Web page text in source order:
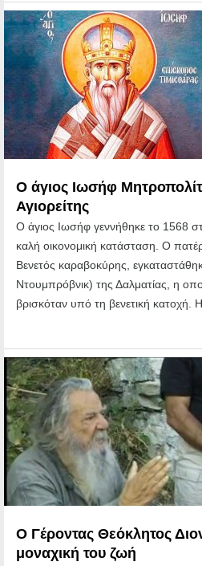
Ο άγιος Ιωσήφ
Αγιορείτης
Ο άγιος Ιωσήφ γεννήθηκε το 1568
καλή οικονομική κατάσταση. Ο
Βενετός καραβοκύρης,
Ντουμπρόβνικ) της Δαλματίας, η
βρισκόταν υπό τη βενετική
Ο Γέροντας Θεόκλητος
μοναχική του ζωή